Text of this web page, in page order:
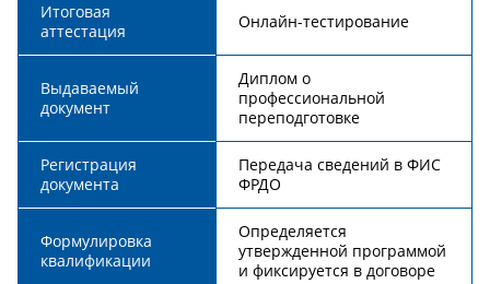
Итоговая
аттестация
Онлайн-тестирование
Выдаваемый
документ
Диплом о
профессиональной
переподготовке
Регистрация
документа
Передача сведений в ФИС
ФРДО
Формулировка
квалификации
Определяется
утвержденной программой
и фиксируется в договоре